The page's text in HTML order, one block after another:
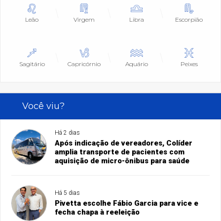
Leão Virgem Libra Escorpião
Sagitário Capricórnio Aquário Peixes
Você viu?
Há 2 dias
Após indicação de vereadores, Colíder
amplia transporte de pacientes com
aquisição de micro-ônibus para saúde
Há 5 dias
Pivetta escolhe Fábio Garcia para vice e
fecha chapa à reeleição